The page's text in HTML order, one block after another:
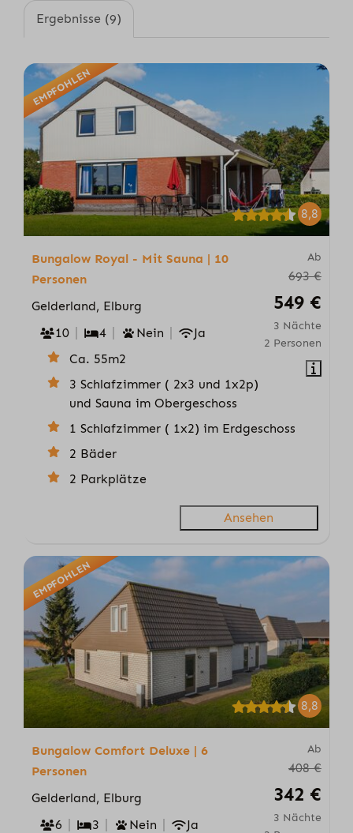
Ergebnisse (9)
EMPFOHLEN
8,8
Ab
693 €
549 €
3 Nächte
2 Personen
Bungalow Royal - Mit Sauna | 10
Personen
Gelderland, Elburg
10
4 Nein
Ja
Ca. 55m2
3 Schlafzimmer ( 2x3 und 1x2p)
und Sauna im Obergeschoss
1 Schlafzimmer ( 1x2) im Erdgeschoss
2 Bäder
2 Parkplätze
Ansehen
EMPFOHLEN
8,8
Ab
408 €
342 €
3 Nächte
Bungalow Comfort Deluxe | 6
Personen
Gelderland, Elburg
6
3 Nein Ja